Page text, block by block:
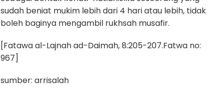
sudah beniat mukim lebih dari 4 hari atau lebih, tidak
boleh baginya mengambil rukhsah musafir.
[Fatawa al-Lajnah ad-Daimah, 8:205-207.Fatwa no:
967]
sumber: arrisalah